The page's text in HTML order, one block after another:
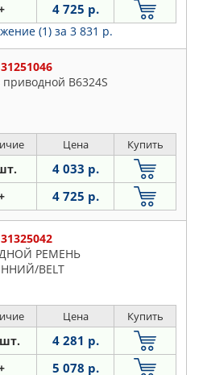
4 725 р.
(1) за 3 831 р.
B6324S
Цена Купить
4 033 р.
4 725 р.
РЕМЕНЬ
BELT
Цена Купить
4 281 р.
5 078 р.